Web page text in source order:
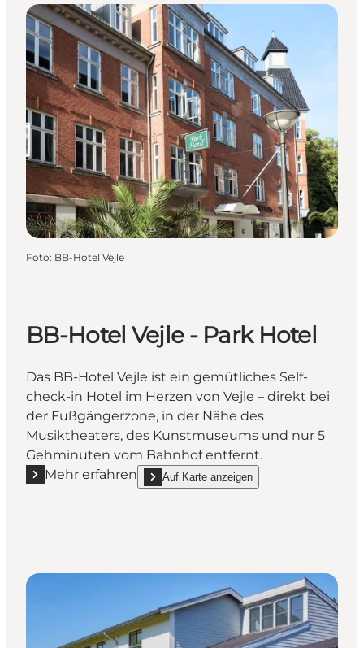
Foto: BB-Hotel Vejle
BB-Hotel Vejle - Park Hotel
Das BB-Hotel Vejle ist ein gemütliches Self-
check-in Hotel im Herzen von Vejle – direkt bei
der Fußgängerzone, in der Nähe des
Musiktheaters, des Kunstmuseums und nur 5
Gehminuten vom Bahnhof entfernt.
Mehr erfahren
Mehr erfahren "BB-Hotel Vejle - Park Hotel"
Auf Karte anzeigen
show BB-Hotel Vejle - Park Hotel on_map